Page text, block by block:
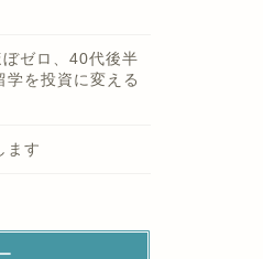
ゼロ、40代後半
学を投資に変える
ます